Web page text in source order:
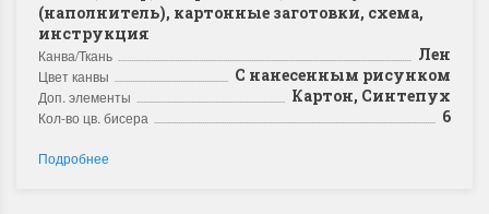
(наполнитель), картонные заготовки, схема,
инструкция
Канва/Ткань Лен
Цвет канвы С нанесенным рисунком
Доп. элементы Картон, Синтепух
Кол-во цв. бисера 6
Подробнее